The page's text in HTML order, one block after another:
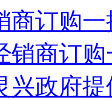
商订购
销商订
兴政府